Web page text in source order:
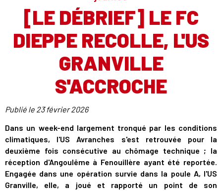
[LE DÉBRIEF] LE FC
DIEPPE RECOLLE, L'US
GRANVILLE
S'ACCROCHE
Publié le 23 février 2026
Dans un week-end largement tronqué par les conditions
climatiques, l'US Avranches s'est retrouvée pour la
deuxième fois consécutive au chômage technique ; la
réception d'Angoulême à Fenouillère ayant été reportée.
Engagée dans une opération survie dans la poule A, l'US
Granville, elle, a joué et rapporté un point de son